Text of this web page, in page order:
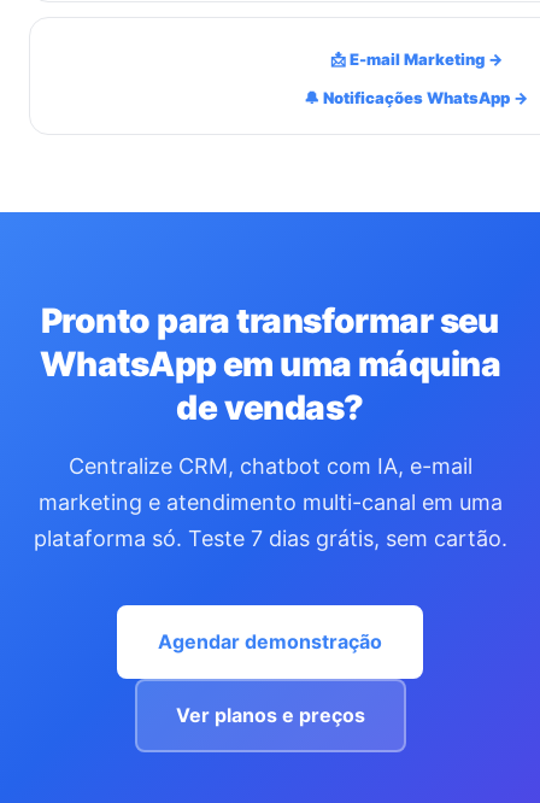
📩 E-mail Marketing →
🔔 Notificações WhatsApp →
Pronto para transformar seu
WhatsApp em uma máquina
de vendas?
Centralize CRM, chatbot com IA, e-mail
marketing e atendimento multi-canal em uma
plataforma só. Teste 7 dias grátis, sem cartão.
Agendar demonstração
Ver planos e preços